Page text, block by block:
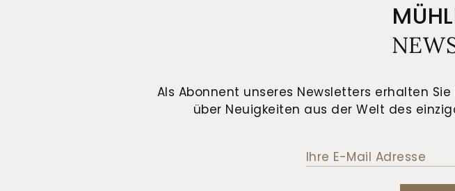
Als Abonnent unseres Newsletters erhalten
über Neuigkeiten aus der Welt des